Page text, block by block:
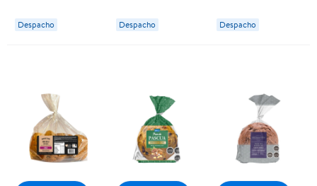
Despacho
Bredenmaster
Despacho Despacho